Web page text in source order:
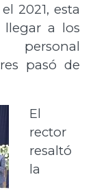
2021, esta
llegar a los
pasó de
El
rector
resaltó
la